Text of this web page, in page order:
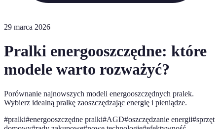
29 marca 2026
Pralki energooszczędne: które
modele warto rozważyć?
Porównanie najnowszych modeli energooszczędnych pralek.
Wybierz idealną pralkę zaoszczędzając energię i pieniądze.
#pralki#energooszczędne pralki#AGD#oszczędzanie energii#sprzęt